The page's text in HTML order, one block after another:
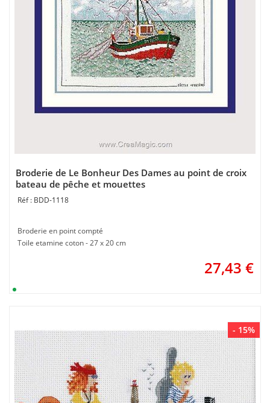
Broderie de Le Bonheur Des Dames au point de croix
bateau de pêche et mouettes
BDD-1118
Broderie en point compté
Toile etamine coton - 27 x 20 cm
27,43 €
- 15%